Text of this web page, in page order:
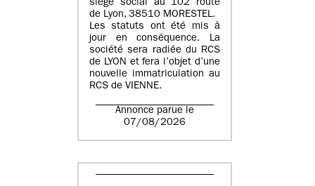
siège social au 102 route
de Lyon, 38510 MORESTEL.
Les statuts ont été mis à
jour en conséquence. La
société sera radiée du RCS
de LYON et fera l’objet d’une
nouvelle immatriculation au
RCS de VIENNE.
Annonce parue le
07/08/2026